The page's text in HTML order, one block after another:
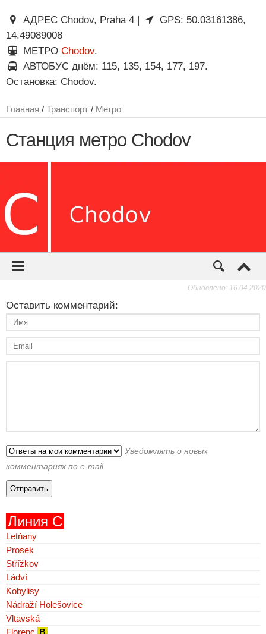
АДРЕС Chodov, Praha 4 |
GPS: 50.03161386,
14.49089008
МЕТРО Chodov.
АВТОБУС днём: 115, 135, 154, 177, 197.
Остановка: Chodov.
Обновлено: 16.04.2020
Оставить комментарий:
Уведомлять о новых
комментариях по e-mail.
Линия C
Letňany
Prosek
Střížkov
Ládví
Kobylisy
Nádraží Holešovice
Vltavská